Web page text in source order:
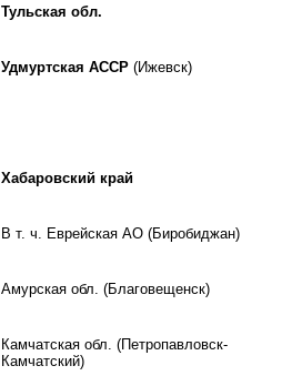
Тульская обл.
Удмуртская АССР (Ижевск)
Хабаровский край
В т. ч. Еврейская АО (Биробиджан)
Амурская обл. (Благовещенск)
Камчатская обл. (Петропавловск-
Камчатский)